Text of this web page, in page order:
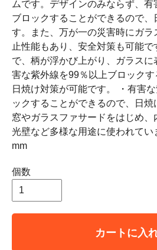
ムです。デザインのみならず、
ブロックすることができるので
す。また、万が一の災害時にガ
止性能もあり、安全対策も可能で
で、柄が浮かび上がり、ガラス
害な紫外線を99％以上ブロックす
日焼け対策が可能です。 ・有害
ックすることができるので、日焼
窓やガラスファサードをはじめ
光壁など多様な用途に使われて
mm
個数
カートに入